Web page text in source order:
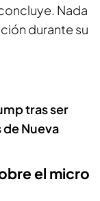
Nada
durante su
tras ser
de Nueva
el micro